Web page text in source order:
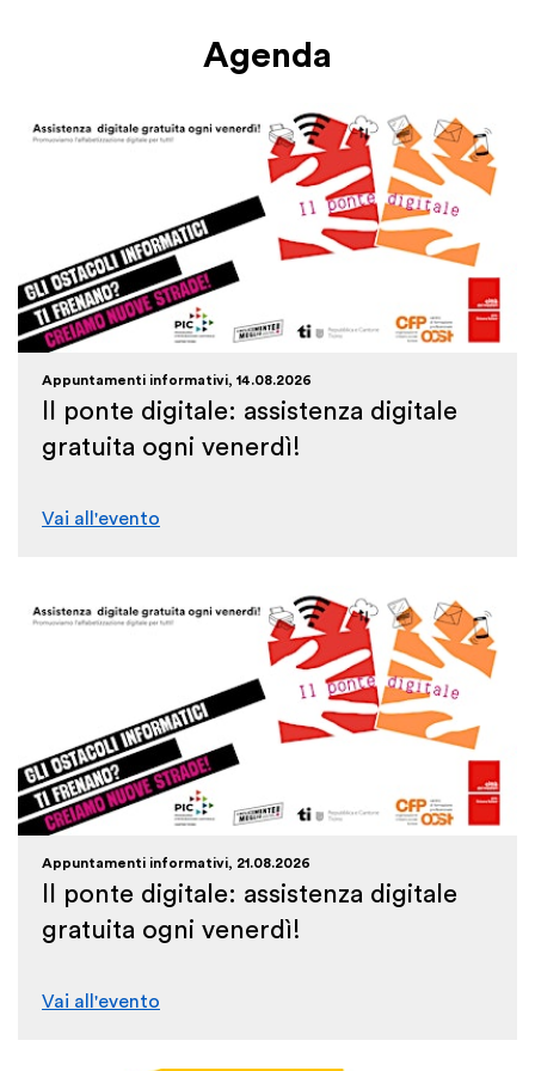
Agenda
Appuntamenti informativi, 14.08.2026
Il ponte digitale: assistenza digitale
gratuita ogni venerdì!
Vai all'evento
Appuntamenti informativi, 21.08.2026
Il ponte digitale: assistenza digitale
gratuita ogni venerdì!
Vai all'evento